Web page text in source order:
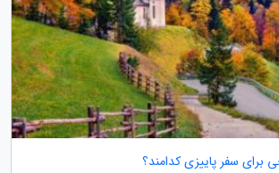
برای سفر پاییزی کدامند؟